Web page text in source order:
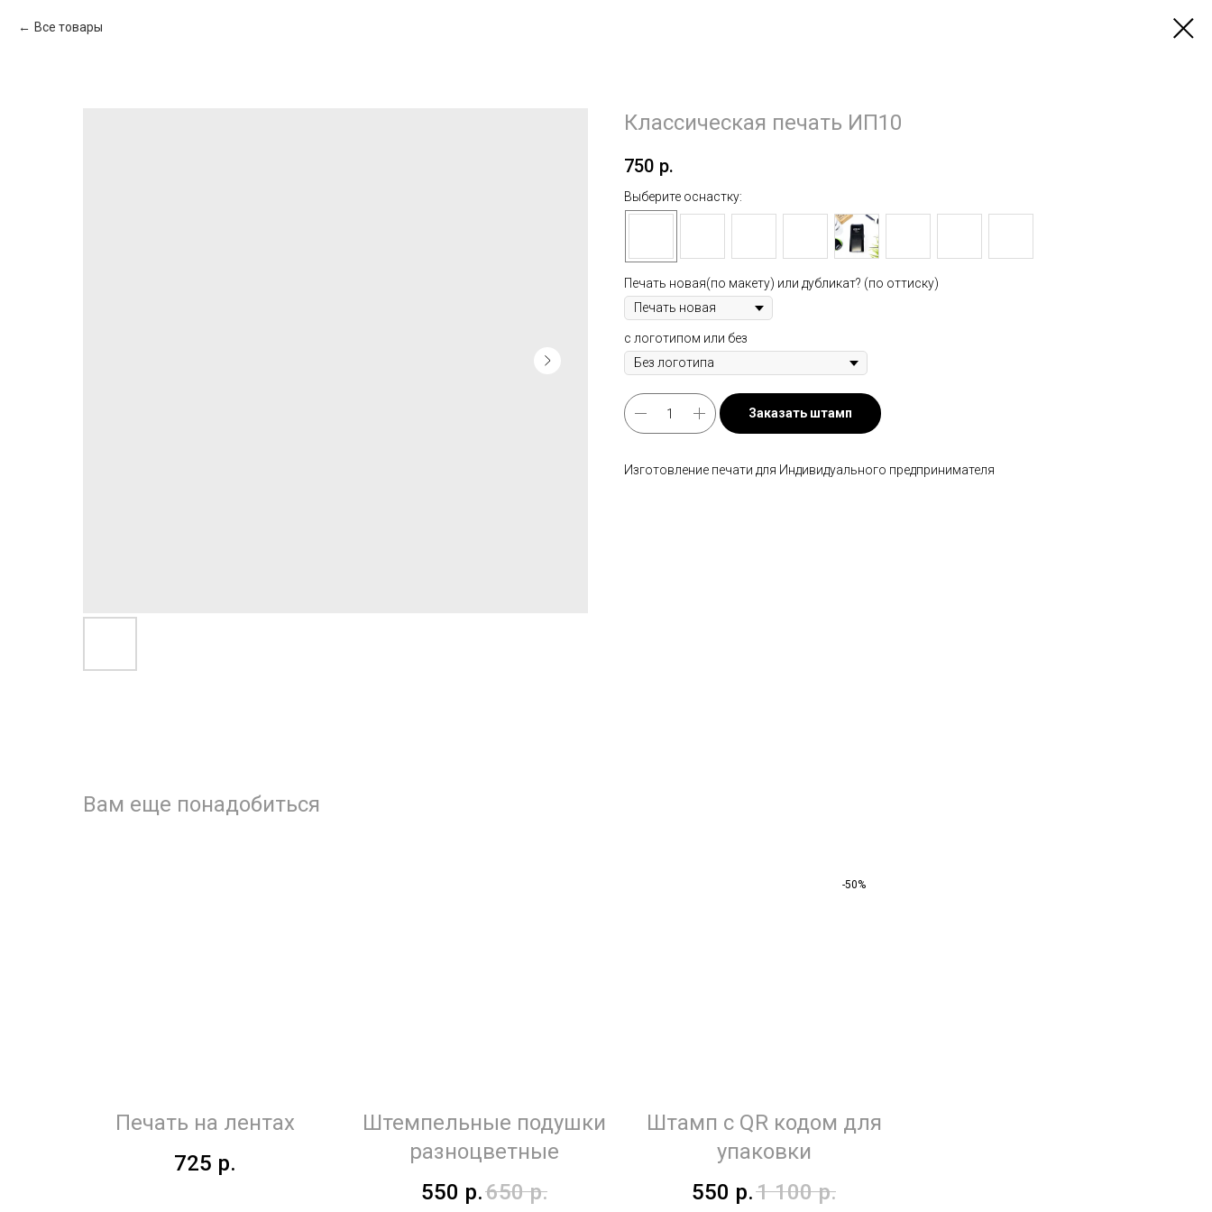
Все товары
Классическая печать ИП10
750 р.
Выберите оснастку:
Печать новая(по макету) или дубликат? (по оттиску)
с логотипом или без
Заказать штамп
Изготовление печати для Индивидуального предпринимателя
Вам еще понадобиться
Печать на лентах
725 р.
Штемпельные подушки
разноцветные
550 р.650 р.
-50%
Штамп с QR кодом для
упаковки
550 р.1 100 р.